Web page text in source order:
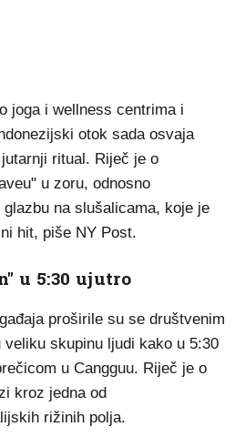
joga i wellness centrima i
otok sada osvaja
ritual. Riječ je o
u zoru, odnosno
na slušalicama, koje je
hit, piše NY Post.
u 5:30 ujutro
proširile su se društvenim
skupinu ljudi kako u 5:30
u Cangguu. Riječ je o
kroz jedna od
rižinih polja.